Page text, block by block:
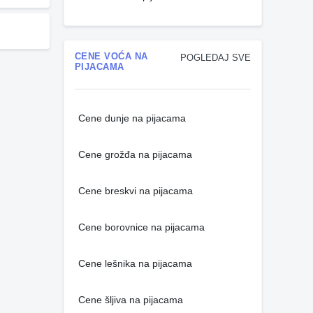
POGLEDAJ SVE
CENE VOĆA NA
PIJACAMA
Cene dunje na pijacama
Cene grožđa na pijacama
Cene breskvi na pijacama
Cene borovnice na pijacama
Cene lešnika na pijacama
Cene šljiva na pijacama